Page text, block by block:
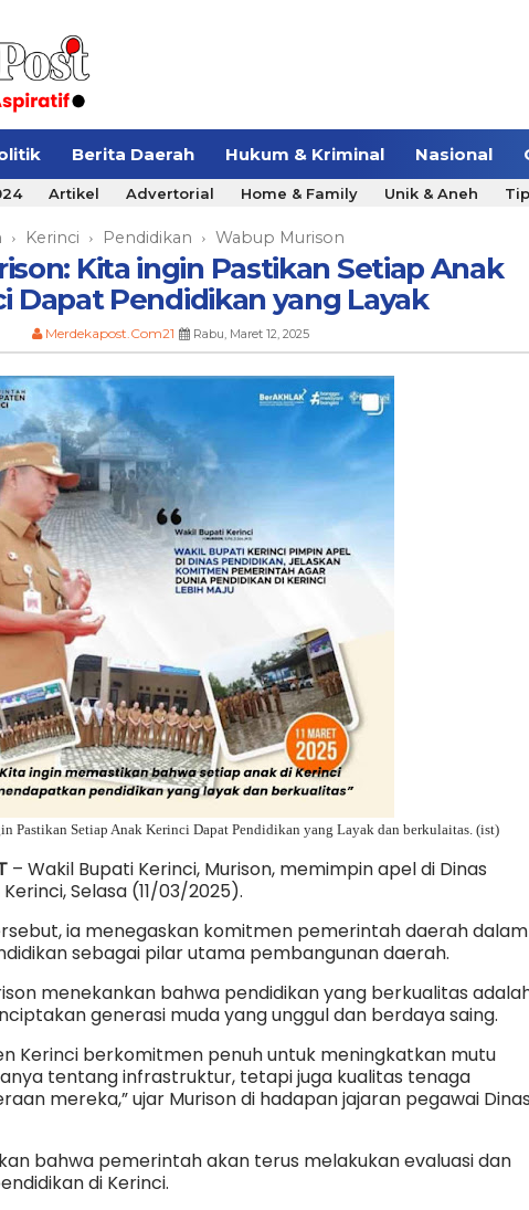
Berita Daerah Hukum & Kriminal Nasional
Artikel Advertorial Home & Family Unik & Aneh
› Kerinci › Pendidikan › Wabup Murison
Kita ingin Pastikan Setiap Anak
Dapat Pendidikan yang Layak
Merdekapost.Com21 Rabu, Maret 12, 2025
Pastikan Setiap Anak Kerinci Dapat Pendidikan yang Layak dan berkulaitas. (ist)
– Wakil Bupati Kerinci, Murison, memimpin apel di Dinas
Selasa (11/03/2025).
ia menegaskan komitmen pemerintah daerah dalam
sebagai pilar utama pembangunan daerah.
menekankan bahwa pendidikan yang berkualitas
generasi muda yang unggul dan berdaya saing.
Kerinci berkomitmen penuh untuk meningkatkan mutu
tentang infrastruktur, tetapi juga kualitas tenaga
mereka,” ujar Murison di hadapan jajaran pegawai Dinas
bahwa pemerintah akan terus melakukan evaluasi dan
di Kerinci.